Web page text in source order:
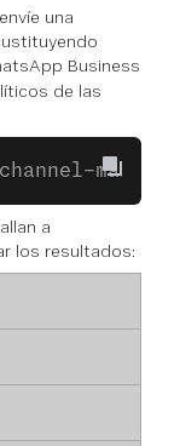
una
Business
de las
a
los resultados: